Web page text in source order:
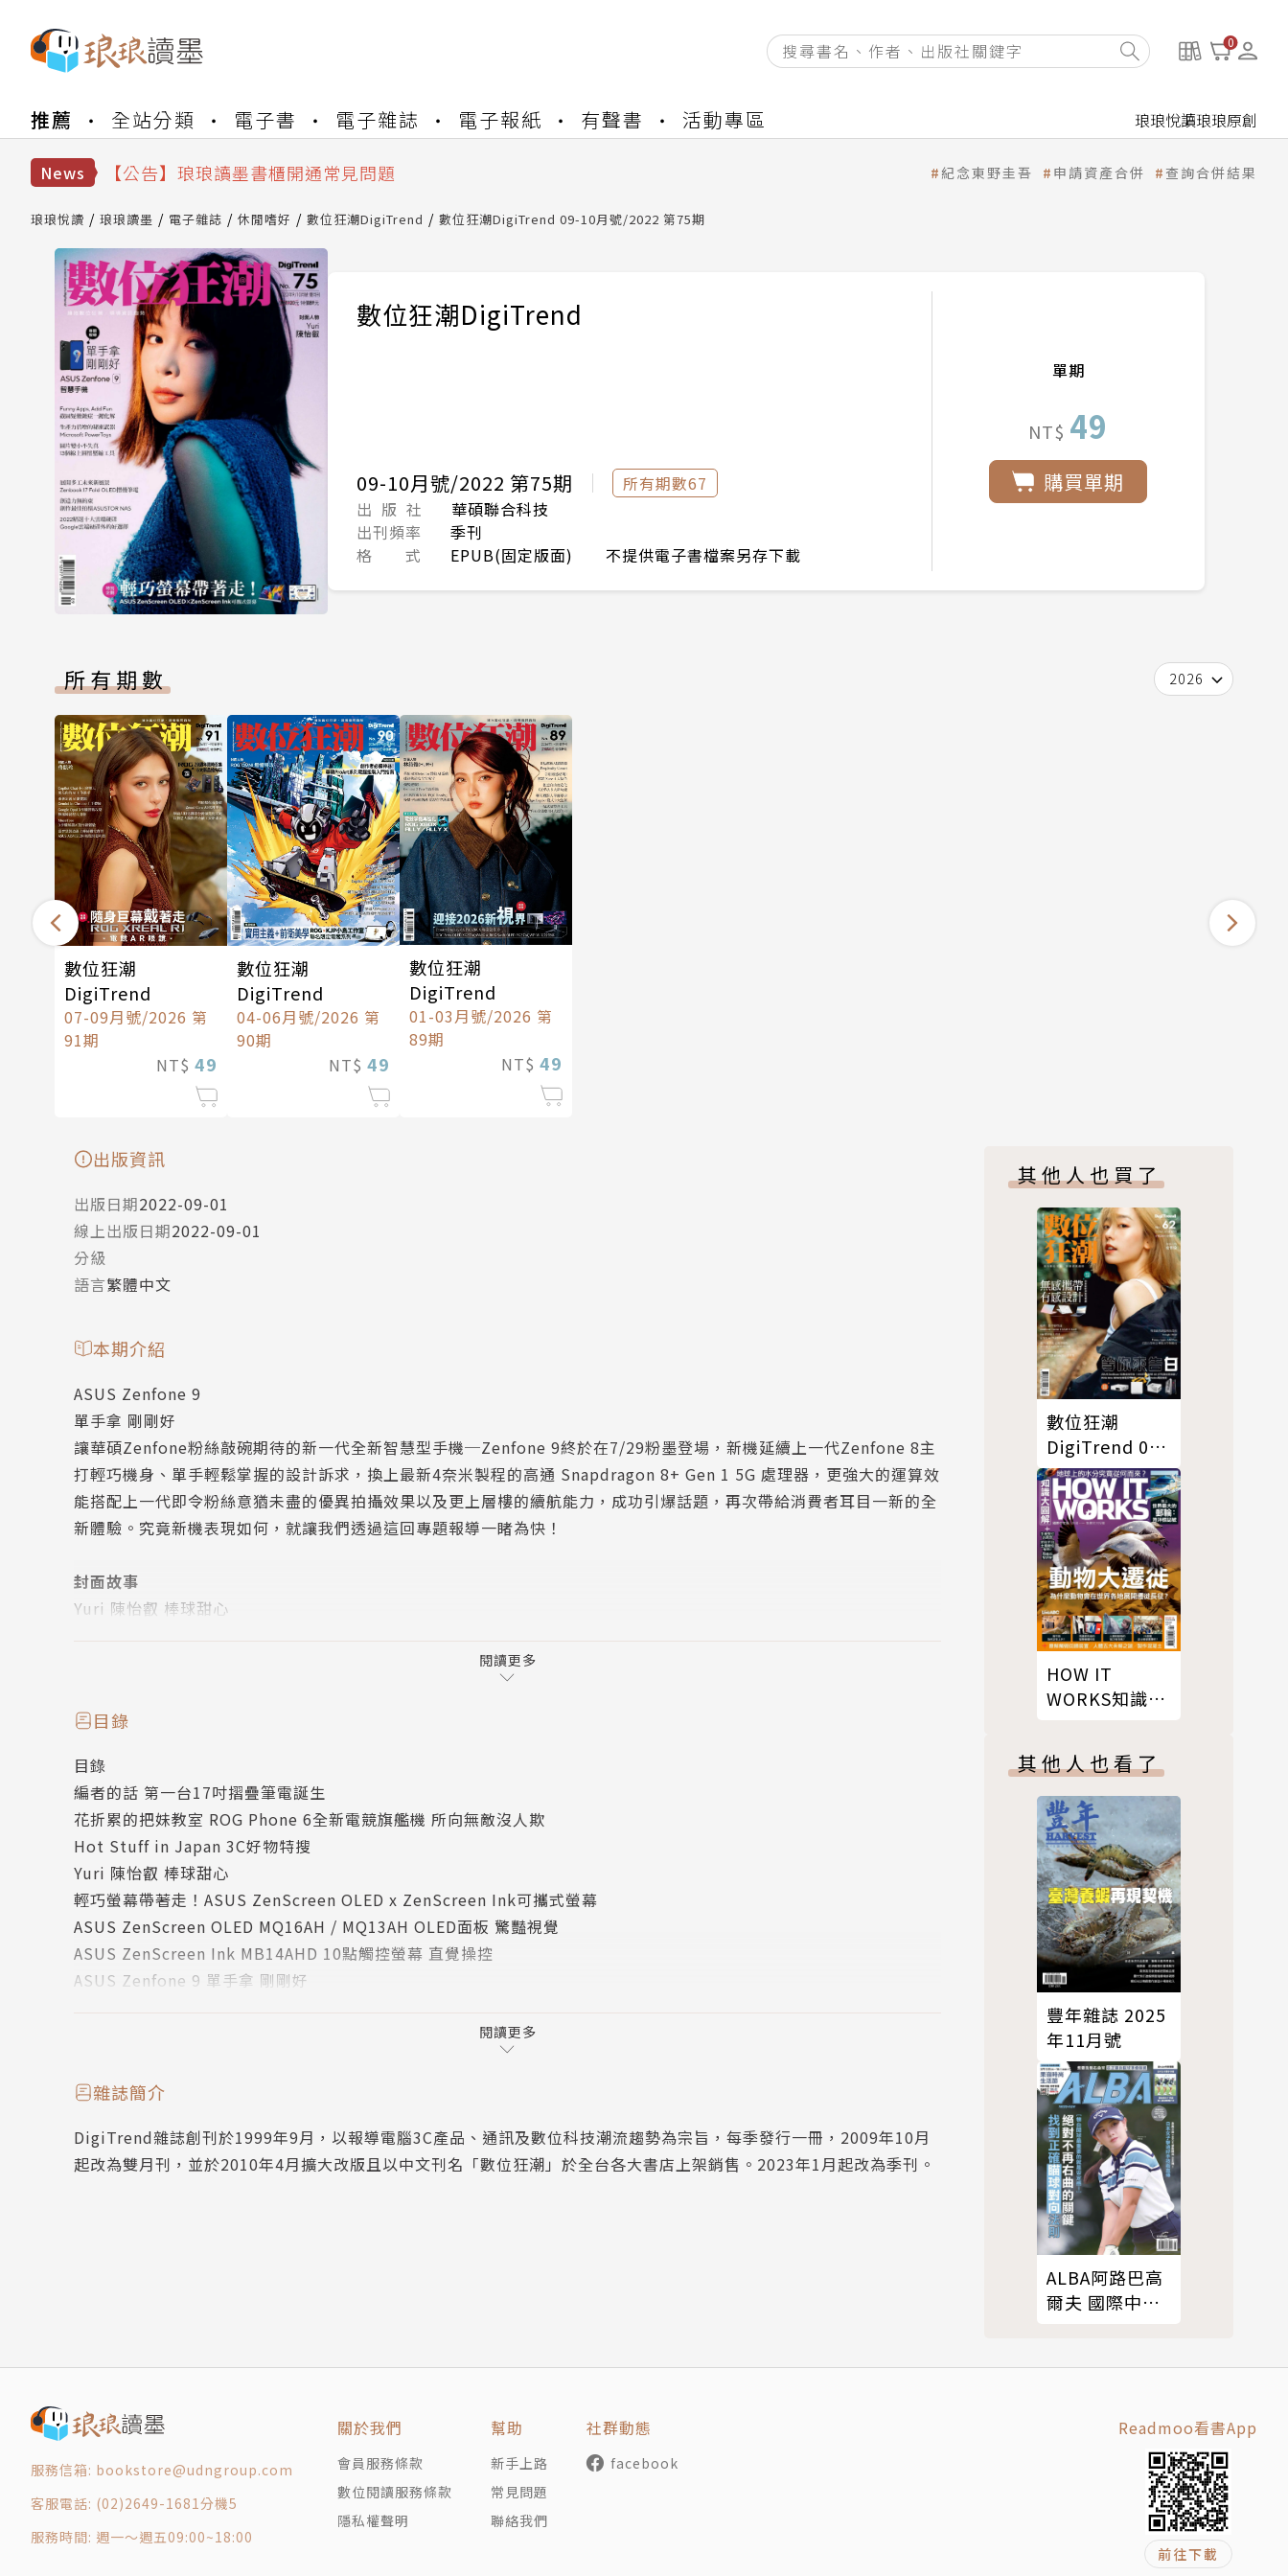
0
推薦 全站分類 電子書 電子雜誌 電子報紙 有聲書 活動專區 琅琅悅讀琅琅原創
News
【公告】因 Readmoo 讀墨系統維護中，本站同步暫停部分閱讀服務
【公告】琅琅讀墨書櫃開通常見問題
【公告】琅琅書店服務升級重要說明及資產合併結果查詢
【公告】因 Readmoo 讀墨系統維護中，本站同步暫停部分閱讀服務
紀念東野圭吾 申請資產合併 查詢合併結果
琅琅悅讀 琅琅讀墨 電子雜誌 休閒嗜好 數位狂潮DigiTrend 數位狂潮DigiTrend 09-10月號/2022 第75期
數位狂潮DigiTrend
09-10月號/2022 第75期
所有期數67
出 版 社
華碩聯合科技
出刊頻率
季刊
格 式
EPUB(固定版面) 不提供電子書檔案另存下載
單期
NT$ 49
購買單期
所有期數 2026
數位狂潮
DigiTrend
07-09月號/2026 第
91期
NT$ 49
數位狂潮
DigiTrend
04-06月號/2026 第
90期
NT$ 49
數位狂潮
DigiTrend
01-03月號/2026 第
89期
NT$ 49
出版資訊
出版日期2022-09-01
線上出版日期2022-09-01
分級
語言繁體中文
本期介紹
ASUS Zenfone 9
單手拿 剛剛好
讓華碩Zenfone粉絲敲碗期待的新一代全新智慧型手機─Zenfone 9終於在7/29粉墨登場，新機延續上一代Zenfone 8主
打輕巧機身、單手輕鬆掌握的設計訴求，換上最新4奈米製程的高通 Snapdragon 8+ Gen 1 5G 處理器，更強大的運算效
能搭配上一代即令粉絲意猶未盡的優異拍攝效果以及更上層樓的續航能力，成功引爆話題，再次帶給消費者耳目一新的全
新體驗。究竟新機表現如何，就讓我們透過這回專題報導一睹為快！
封面故事
Yuri 陳怡叡 棒球甜心
邊活力四射的賣力演出，總是能炒熱現場氣氛，深受球迷喜愛，超高人氣始終居高不下。而除了動感的啦啦隊應援表現令
人印象深刻外，她還參與多部廣告與戲劇演出，在多個熱門綜藝節目中也能看到她的美麗身影，身兼多職，非常活躍。身
材姣好的她為了造福粉絲，於2021年8月出版首本短文寫真「與你‧YURI：陳怡叡的南島寫真」，佳評如潮；今年8月11
這次非常開心可以邀請到她作為這期的封面人物，除了聊聊近況，也藉此機會與大家分享Yuri私底下的日常生活與內心世
界喔！
閱讀更多
目錄
目錄
編者的話 第一台17吋摺疊筆電誕生
花折累的把妹教室 ROG Phone 6全新電競旗艦機 所向無敵沒人欺
Hot Stuff in Japan 3C好物特搜
Yuri 陳怡叡 棒球甜心
輕巧螢幕帶著走！ASUS ZenScreen OLED x ZenScreen Ink可攜式螢幕
ASUS ZenScreen OLED MQ16AH / MQ13AH OLED面板 驚豔視覺
ASUS ZenScreen Ink MB14AHD 10點觸控螢幕 直覺操控
ASUS Zenfone 9 單手拿 剛剛好
展開多工未來新風景 Zenbook 17 Fold OLED摺疊筆電誕生歷程
創造力無約束 創作最佳拍檔ASUSTOR NAS
2022精選十大雲端硬碟 Google雲端硬碟外的好選擇
Funny Apps, Add Fun 截圖疑難雜症一鍵輕鬆化解
閱讀更多
雜誌簡介
DigiTrend雜誌創刊於1999年9月，以報導電腦3C產品、通訊及數位科技潮流趨勢為宗旨，每季發行一冊，2009年10月
起改為雙月刊，並於2010年4月擴大改版且以中文刊名「數位狂潮」於全台各大書店上架銷售。2023年1月起改為季刊。
其他人也買了
數位狂潮
DigiTrend 07-
08月號/2020
第62期
HOW IT
WORKS知識大
號/2024 第115
期
其他人也看了
豐年雜誌 2025
年11月號
ALBA阿路巴高
爾夫 國際中文
服務信箱: bookstore@udngroup.com
客服電話: (02)2649-1681分機5
服務時間: 週一～週五09:00~18:00
關於我們
會員服務條款
數位閱讀服務條款
隱私權聲明
幫助
新手上路
常見問題
聯絡我們
社群動態
facebook
Readmoo看書App
前往下載